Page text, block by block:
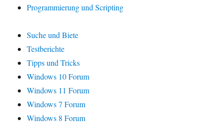
Programmierung und Scripting
Suche und Biete
Testberichte
Tipps und Tricks
Windows 10 Forum
Windows 11 Forum
Windows 7 Forum
Windows 8 Forum